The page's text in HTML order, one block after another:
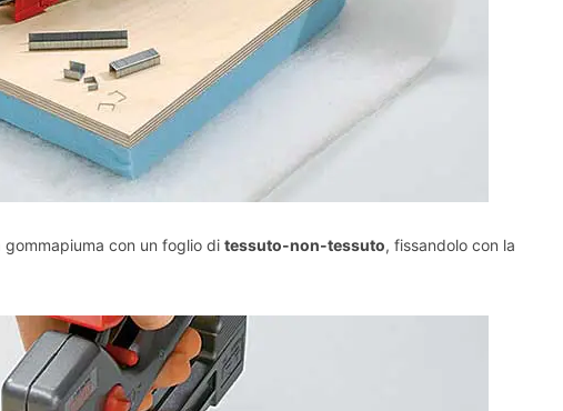
gommapiuma con un foglio di tessuto-non-tessuto, fissandolo con la